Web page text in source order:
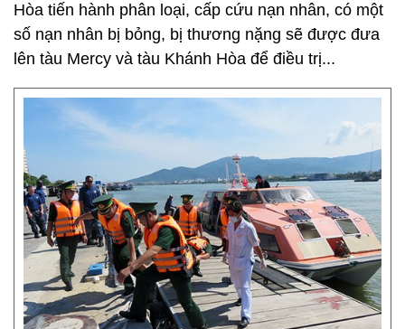
Hòa tiến hành phân loại, cấp cứu nạn nhân, có một
số nạn nhân bị bỏng, bị thương nặng sẽ được đưa
lên tàu Mercy và tàu Khánh Hòa để điều trị...